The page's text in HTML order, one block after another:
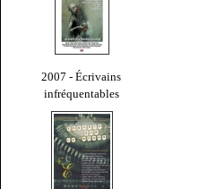
2007 - Écrivains
infréquentables